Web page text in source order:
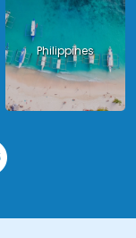
Philippines